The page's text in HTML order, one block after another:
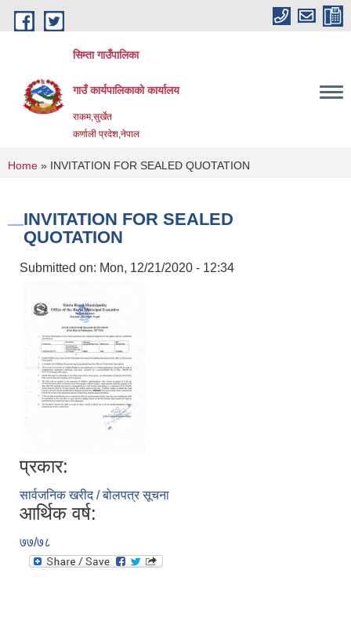
Skip to main content
सिम्ता गाउँपालिका
गाउँ कार्यपालिकाको कार्यालय
राकम,सुर्खेत
कर्णाली प्रदेश,नेपाल
You are here
Home » INVITATION FOR SEALED QUOTATION
INVITATION FOR SEALED
QUOTATION
Submitted on: Mon, 12/21/2020 - 12:34
प्रकार:
सार्वजनिक खरीद / बोलपत्र सूचना
आर्थिक वर्ष:
७७/७८